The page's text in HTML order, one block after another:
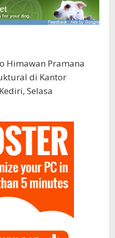
Himawan Pramana
di Kantor
Selasa